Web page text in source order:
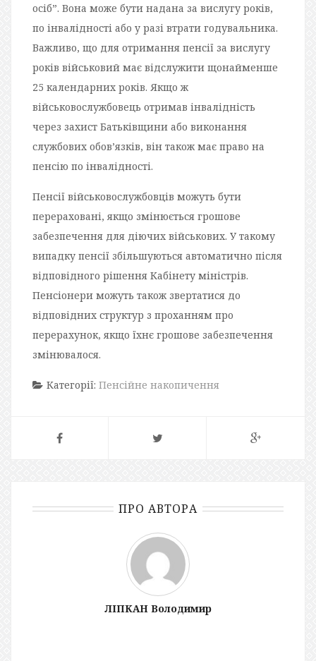
осіб”. Вона може бути надана за вислугу років,
по інвалідності або у разі втрати годувальника.
Важливо, що для отримання пенсії за вислугу
років військовий має відслужити щонайменше
25 календарних років. Якщо ж
військовослужбовець отримав інвалідність
через захист Батьківщини або виконання
службових обов’язків, він також має право на
пенсію по інвалідності.
Пенсії військовослужбовців можуть бути
перераховані, якщо змінюється грошове
забезпечення для діючих військових. У такому
випадку пенсії збільшуються автоматично після
відповідного рішення Кабінету міністрів.
Пенсіонери можуть також звертатися до
відповідних структур з проханням про
перерахунок, якщо їхнє грошове забезпечення
змінювалося.
Категорії: Пенсійне накопичення
ПРО АВТОРА
ЛІПКАН Володимир